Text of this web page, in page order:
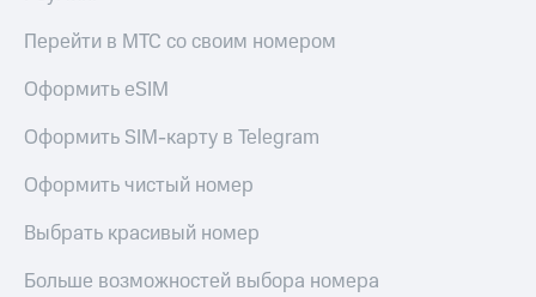
Контакты
деловая этика
Перейти в МТС со своим номером
Оформить eSIM
Оформить SIM-карту в Telegram
Оформить чистый номер
Выбрать красивый номер
Больше возможностей выбора номера